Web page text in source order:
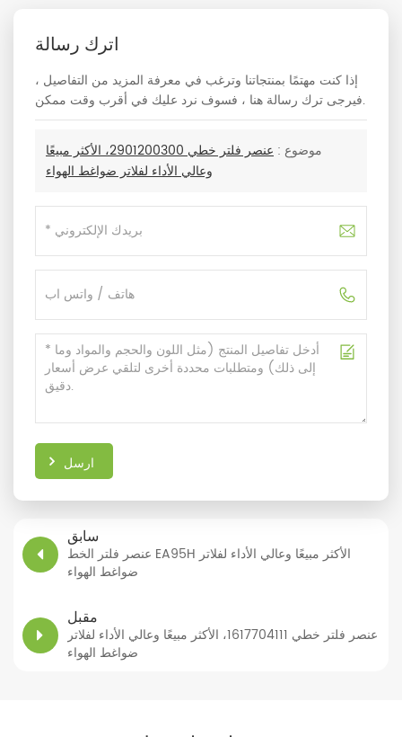
اترك رسالة
إذا كنت مهتمًا بمنتجاتنا وترغب في معرفة المزيد من التفاصيل ،
فيرجى ترك رسالة هنا ، فسوف نرد عليك في أقرب وقت ممكن.
موضوع :
عنصر فلتر خطي 2901200300، الأكثر مبيعًا
وعالي الأداء لفلاتر ضواغط الهواء
ارسل
سابق
عنصر فلتر الخط EA95H الأكثر مبيعًا وعالي الأداء لفلاتر
ضواغط الهواء
مقبل
عنصر فلتر خطي 1617704111، الأكثر مبيعًا وعالي الأداء لفلاتر
ضواغط الهواء